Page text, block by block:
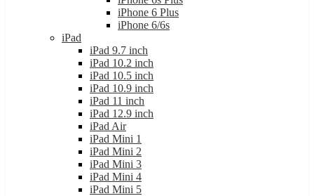
iPhone 6 Plus
iPhone 6/6s
iPad
iPad 9.7 inch
iPad 10.2 inch
iPad 10.5 inch
iPad 10.9 inch
iPad 11 inch
iPad 12.9 inch
iPad Air
iPad Mini 1
iPad Mini 2
iPad Mini 3
iPad Mini 4
iPad Mini 5